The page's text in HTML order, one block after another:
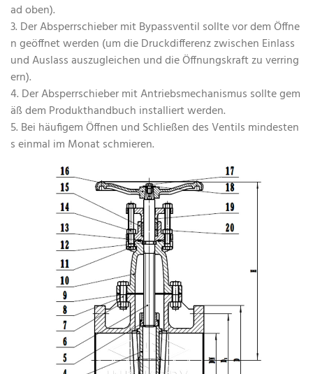
ad oben).
3. Der Absperrschieber mit Bypassventil sollte vor dem Öffne
n geöffnet werden (um die Druckdifferenz zwischen Einlass
und Auslass auszugleichen und die Öffnungskraft zu verring
ern).
4. Der Absperrschieber mit Antriebsmechanismus sollte gem
äß dem Produkthandbuch installiert werden.
5. Bei häufigem Öffnen und Schließen des Ventils mindesten
s einmal im Monat schmieren.